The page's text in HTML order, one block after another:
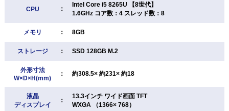
CPU ：
Intel Core i5 8265U 【8世代】
1.6GHz コア数：4 スレッド数：8
メモリ ： 8GB
ストレージ ： SSD 128GB M.2
外形寸法
W×D×H(mm)
： 約308.5× 約231× 約18
液晶
ディスプレイ
：
13.3インチ ワイド画面 TFT
WXGA （1366× 768）